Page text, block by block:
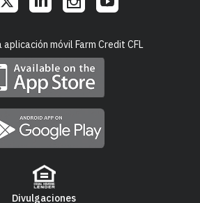
móvil Farm Credit CFL
Divulgaciones